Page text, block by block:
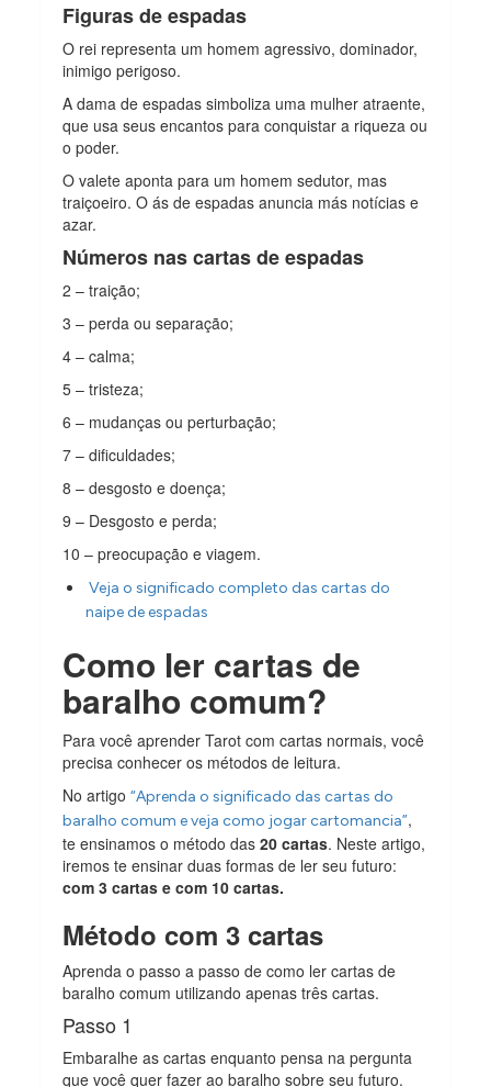
Figuras de espadas
O rei representa um homem agressivo, dominador,
inimigo perigoso.
A dama de espadas simboliza uma mulher atraente,
que usa seus encantos para conquistar a riqueza ou
o poder.
O valete aponta para um homem sedutor, mas
traiçoeiro. O ás de espadas anuncia más notícias e
azar.
Números nas cartas de espadas
2 – traição;
3 – perda ou separação;
4 – calma;
5 – tristeza;
6 – mudanças ou perturbação;
7 – dificuldades;
8 – desgosto e doença;
9 – Desgosto e perda;
10 – preocupação e viagem.
Veja o significado completo das cartas do
naipe de espadas
Como ler cartas de
baralho comum?
Para você aprender Tarot com cartas normais, você
precisa conhecer os métodos de leitura.
No artigo“Aprenda o significado das cartas do
baralho comum e veja como jogar cartomancia”,
te ensinamos o método das20 cartas. Neste artigo,
iremos te ensinar duas formas de ler seu futuro:
com 3 cartas e com 10 cartas.
Método com 3 cartas
Aprenda o passo a passo de como ler cartas de
baralho comum utilizando apenas três cartas.
Passo 1
Embaralhe as cartas enquanto pensa na pergunta
que você quer fazer ao baralho sobre seu futuro.